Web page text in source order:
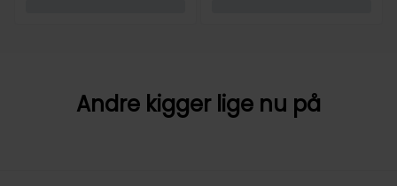
Andre kigger lige nu på